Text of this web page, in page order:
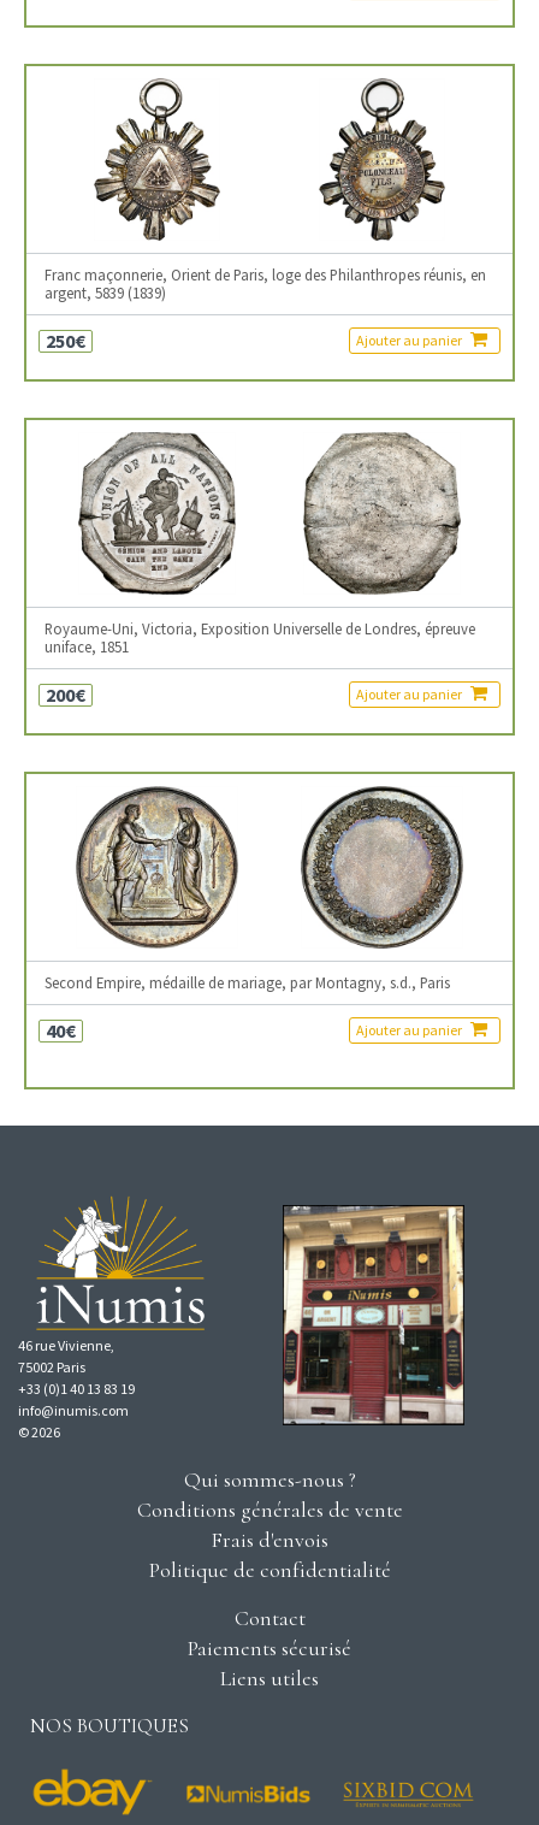
Franc maçonnerie, Orient de Paris, loge des Philanthropes réunis, en
argent, 5839 (1839)
250€ Ajouter au panier
Royaume-Uni, Victoria, Exposition Universelle de Londres, épreuve
uniface, 1851
200€ Ajouter au panier
Second Empire, médaille de mariage, par Montagny, s.d., Paris
40€ Ajouter au panier
46 rue Vivienne,
75002 Paris
+33 (0)1 40 13 83 19
info@inumis.com
© 2026
Qui sommes-nous ?
Conditions générales de vente
Frais d'envois
Politique de confidentialité
Contact
Paiements sécurisé
Liens utiles
NOS BOUTIQUES